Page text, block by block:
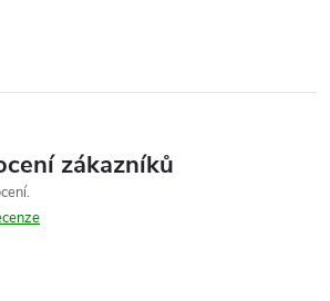
zákazníků